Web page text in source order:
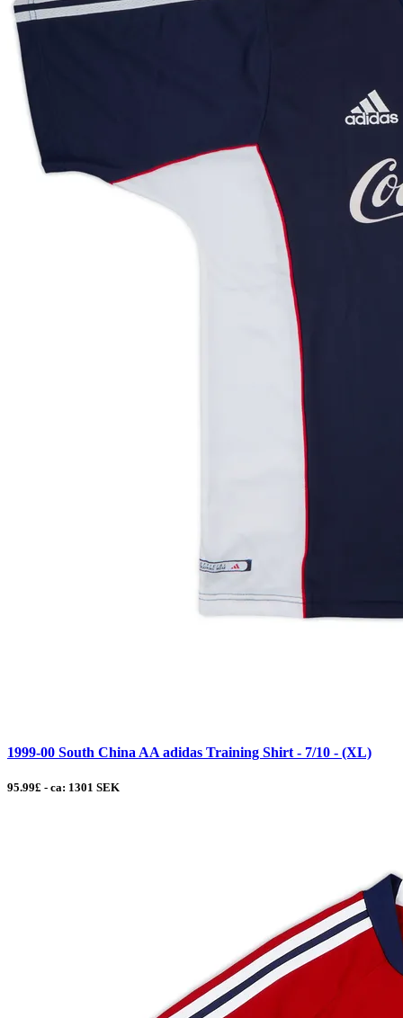
1999-00 South China AA adidas Training Shirt - 7/10 - (XL)
95.99£ - ca: 1301 SEK